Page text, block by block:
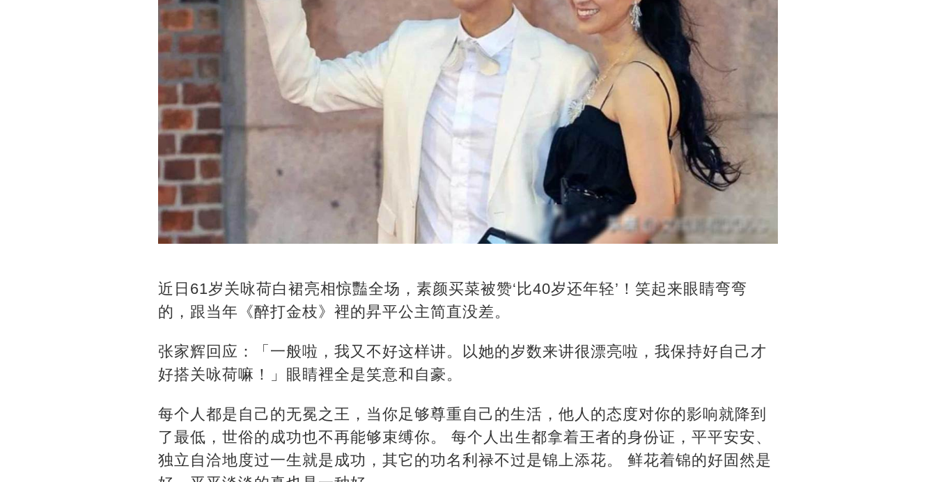
近日61岁关咏荷白裙亮相惊豔全场，素颜买菜被赞‘比40岁还年轻’！笑起来眼睛弯弯
的，跟当年《醉打金枝》裡的昇平公主简直没差。
张家辉回应：「一般啦，我又不好这样讲。以她的岁数来讲很漂亮啦，我保持好自己才
好搭关咏荷嘛！」眼睛裡全是笑意和自豪。
每个人都是自己的无冕之王，当你足够尊重自己的生活，他人的态度对你的影响就降到
了最低，世俗的成功也不再能够束缚你。 每个人出生都拿着王者的身份证，平平安安、
独立自洽地度过一生就是成功，其它的功名利禄不过是锦上添花。 鲜花着锦的好固然是